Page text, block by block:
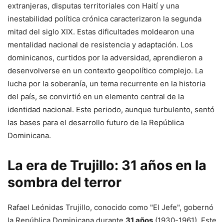
extranjeras, disputas territoriales con Haití y una
inestabilidad política crónica caracterizaron la segunda
mitad del siglo XIX. Estas dificultades moldearon una
mentalidad nacional de resistencia y adaptación. Los
dominicanos, curtidos por la adversidad, aprendieron a
desenvolverse en un contexto geopolítico complejo. La
lucha por la soberanía, un tema recurrente en la historia
del país, se convirtió en un elemento central de la
identidad nacional. Este periodo, aunque turbulento, sentó
las bases para el desarrollo futuro de la República
Dominicana.
La era de Trujillo: 31 años en la
sombra del terror
Rafael Leónidas Trujillo, conocido como "El Jefe", gobernó